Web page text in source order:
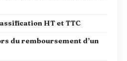
HT et TTC
du remboursement d’un